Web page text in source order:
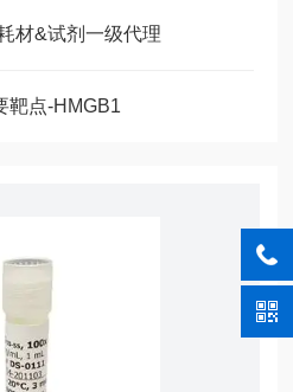
材&试剂一级代理
靶点-HMGB1